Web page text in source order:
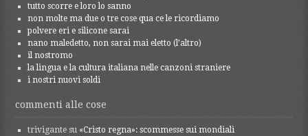
tutto scorre e loro lo sanno
non molte ma due o tre cose qua ce le ricordiamo
polvere eri e silicone sarai
nano maledetto, non sarai mai eletto (l’altro)
il nostromo
la lingua e la cultura italiana nelle canzoni straniere
i nostri nuovi soldi
commenti alle cose
trivigante su «Cristo regna»: scommesse sui mondiali